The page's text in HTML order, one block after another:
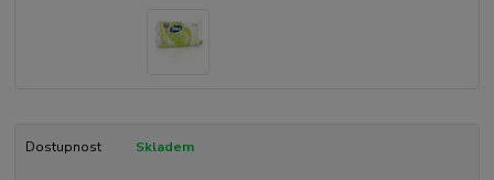
Dostupnost Skladem